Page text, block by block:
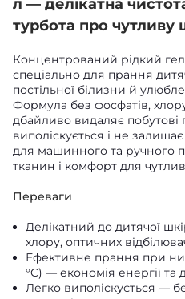
л — делікатна
турбота про чутливу
Концентрований рідкий
спеціально для прання
постільної білизни й
Формула без фосфатів,
дбайливо видаляє побутові
виполіскується і не
для машинного та ручного
тканин і комфорт для
Переваги
Делікатний до дитячої
хлору, оптичних
Ефективне прання при
°C) — економія енергії
Легко виполіскується —